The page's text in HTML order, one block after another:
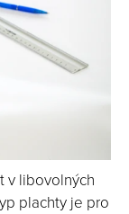
v libovolných
plachty je pro